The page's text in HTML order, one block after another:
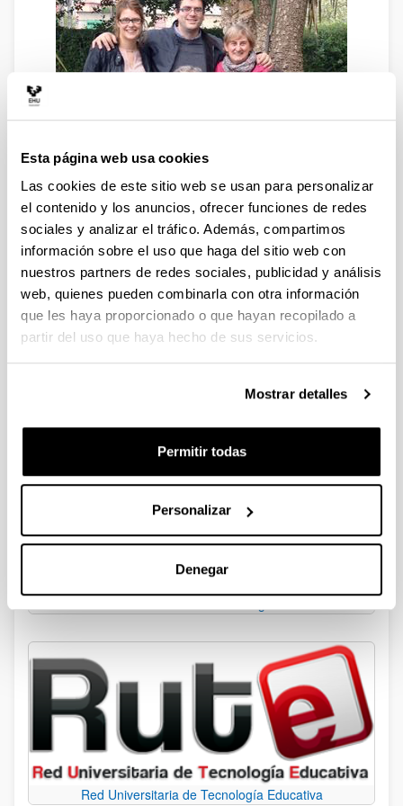
Esta página web usa cookies
Las cookies de este sitio web se usan para personalizar
el contenido y los anuncios, ofrecer funciones de redes
sociales y analizar el tráfico. Además, compartimos
información sobre el uso que haga del sitio web con
nuestros partners de redes sociales, publicidad y análisis
web, quienes pueden combinarla con otra información
que les haya proporcionado o que hayan recopilado a
partir del uso que haya hecho de sus servicios.
Mostrar detalles
Permitir todas
Personalizar
Denegar
REUN+ID
Red Universitaria de Tecnología Educativa